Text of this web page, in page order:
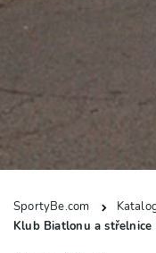
SportyBe.com
Klub Biatlonu a střelnice